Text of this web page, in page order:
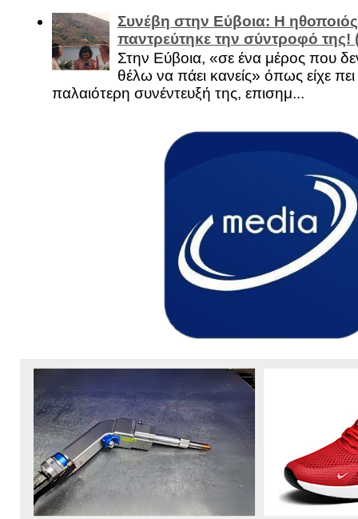
Συνέβη στην Εύβοια: Η
παντρεύτηκε την σύντροφό
Στην Εύβοια, «σε ένα μέρος που
θέλω να πάει κανείς» όπως είχε πει
παλαιότερη συνέντευξή της, επισημ...